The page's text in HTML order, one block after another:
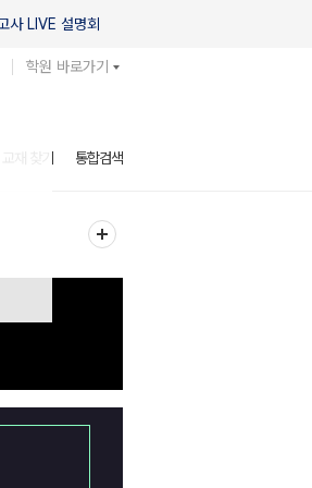
사 LIVE 설명회
학원 바로가기
통합검색